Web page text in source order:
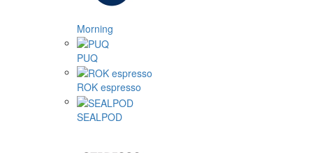
Morning
PUQ
ROK espresso
SEALPOD